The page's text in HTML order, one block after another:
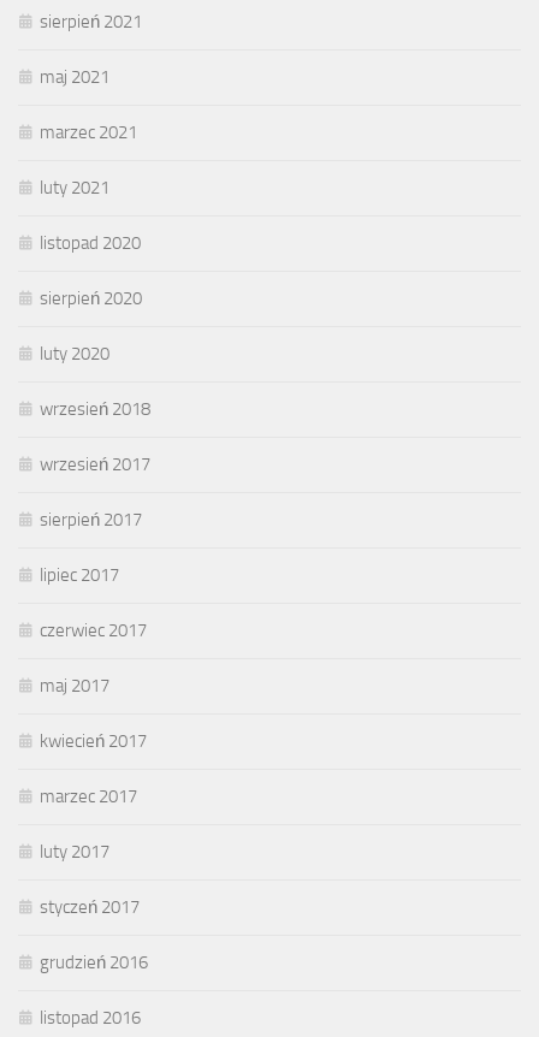
sierpień 2021
maj 2021
marzec 2021
luty 2021
listopad 2020
sierpień 2020
luty 2020
wrzesień 2018
wrzesień 2017
sierpień 2017
lipiec 2017
czerwiec 2017
maj 2017
kwiecień 2017
marzec 2017
luty 2017
styczeń 2017
grudzień 2016
listopad 2016